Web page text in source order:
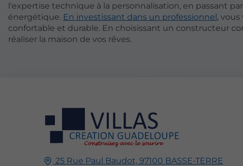
l'expertise technique à la personnalisation, en passant
énergétique. En investissant dans un professionnel,
confortable et durable. En choisissant un constructeur
réaliser la maison de vos rêves.
25 Rue Paul Baudot, 97100 BASSE-TERRE